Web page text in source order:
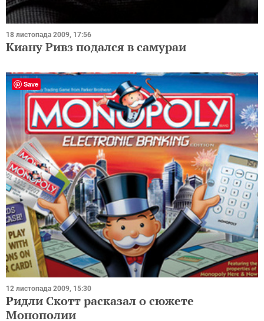
18 листопада 2009, 17:56
Киану Ривз подался в самураи
12 листопада 2009, 15:30
Ридли Скотт расказал о сюжете
Монополии
Save